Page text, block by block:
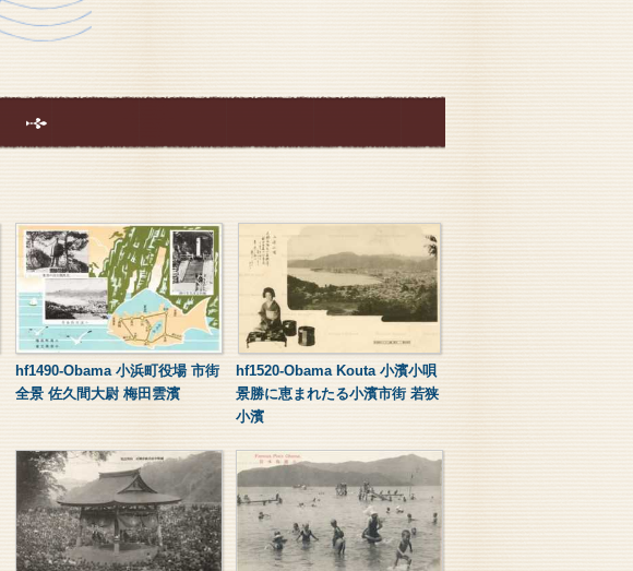
hf1490-Obama 小浜町役場 市街
全景 佐久間大尉 梅田雲濱
hf1520-Obama Kouta 小濱小唄
景勝に恵まれたる小濱市街 若狭
小濱